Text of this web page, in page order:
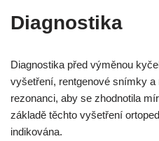
Diagnostika
Diagnostika před výměnou
vyšetření, rentgenové snímky
rezonanci, aby se zhodnotila
základě těchto vyšetření
indikována.